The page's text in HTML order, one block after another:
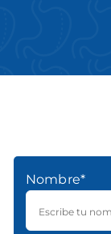
Nombre*